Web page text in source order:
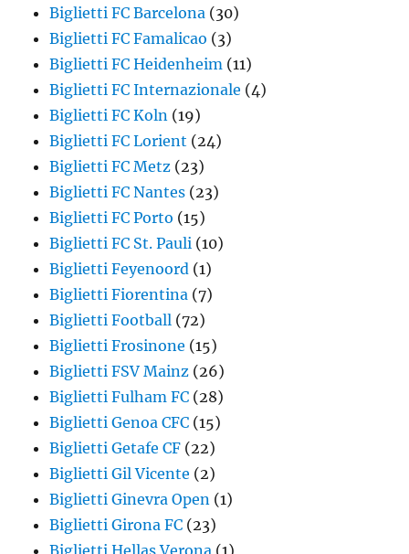
Biglietti FC Barcelona (30)
Biglietti FC Famalicao (3)
Biglietti FC Heidenheim (11)
Biglietti FC Internazionale (4)
Biglietti FC Koln (19)
Biglietti FC Lorient (24)
Biglietti FC Metz (23)
Biglietti FC Nantes (23)
Biglietti FC Porto (15)
Biglietti FC St. Pauli (10)
Biglietti Feyenoord (1)
Biglietti Fiorentina (7)
Biglietti Football (72)
Biglietti Frosinone (15)
Biglietti FSV Mainz (26)
Biglietti Fulham FC (28)
Biglietti Genoa CFC (15)
Biglietti Getafe CF (22)
Biglietti Gil Vicente (2)
Biglietti Ginevra Open (1)
Biglietti Girona FC (23)
Biglietti Hellas Verona (1)